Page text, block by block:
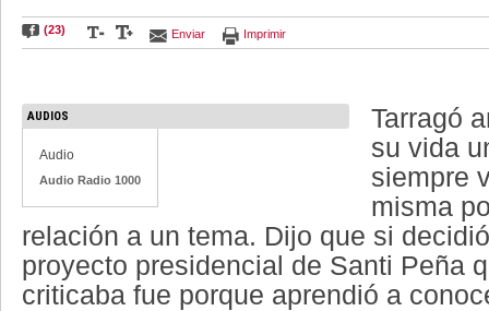
(23) Enviar Imprimir
AUDIOS
Audio
Audio Radio 1000
Tarragó
su vida
siempre
misma
relación a un tema. Dijo que si
proyecto presidencial de Santi Peña
criticaba fue porque aprendió a